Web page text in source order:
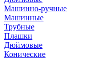
Машинно-ручные
Машинные
Трубные
Плашки
Дюймовые
Конические